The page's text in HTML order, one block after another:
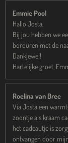
Emmie Pool
Hallo Josta,
Bij jou hebben we
borduren met de
Dankjewel!
Hartelijke groet,
Roelina van Bree
Via Josta een
zoontje als kraam
het cadeautje is
ontvangen door